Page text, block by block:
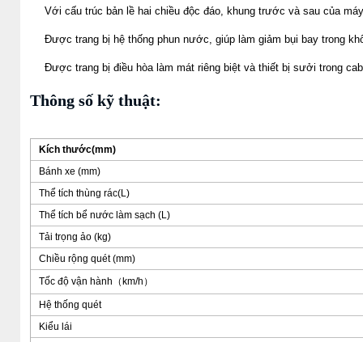
Với cấu trúc bản lề hai chiều độc đáo, khung trước và sau của
Được trang bị hệ thống phun nước, giúp làm giảm bụi bay trong
Được trang bị điều hòa làm mát riêng biệt và thiết bị sưởi trong
Thông số kỹ thuật:
Kích thước(mm)
Bánh xe (mm)
Thể tích thùng rác(L)
Thể tích bể nước làm sạch (L)
Tải trọng ảo (kg)
Chiều rộng quét (mm)
Tốc độ vận hành（km/h）
Hệ thống quét
Kiểu lái